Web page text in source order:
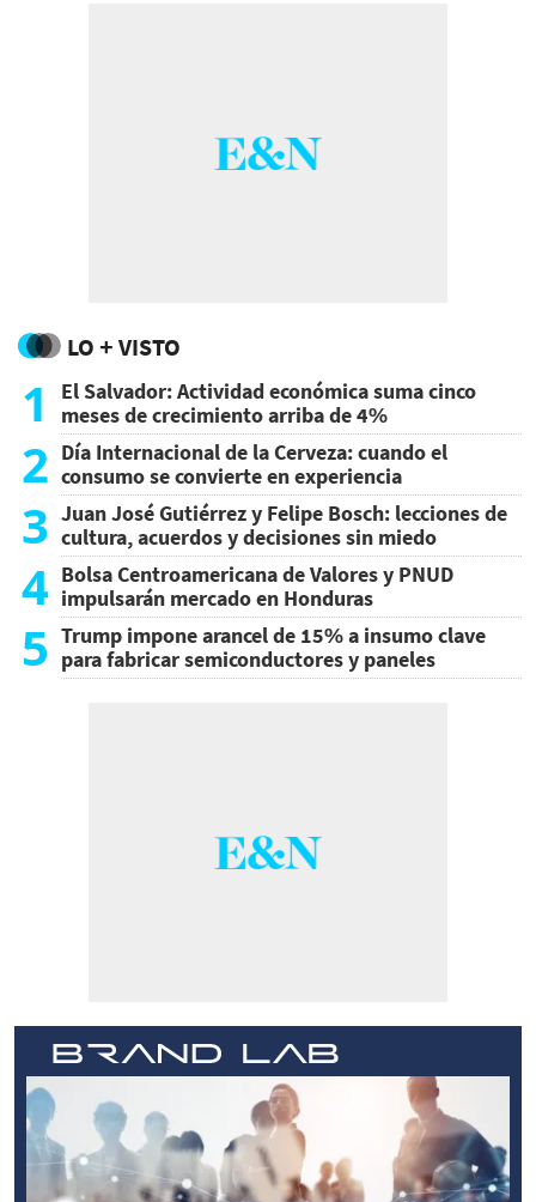
LO + VISTO
1
El Salvador: Actividad económica suma cinco
meses de crecimiento arriba de 4%
2 Día Internacional de la Cerveza: cuando el
consumo se convierte en experiencia
3 Juan José Gutiérrez y Felipe Bosch: lecciones de
cultura, acuerdos y decisiones sin miedo
4 Bolsa Centroamericana de Valores y PNUD
impulsarán mercado en Honduras
5 Trump impone arancel de 15% a insumo clave
para fabricar semiconductores y paneles